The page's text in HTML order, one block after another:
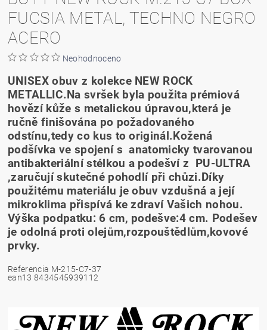
FUCSIA METAL, TECHNO NEGRO
ACERO
Neohodnoceno
UNISEX obuv z kolekce NEW ROCK
METALLIC.Na svršek byla použita prémiová
hovězí kůže s metalickou úpravou,která je
ručně finišována po požadovaného
odstínu,tedy co kus to originál.Kožená
podšívka ve spojení s anatomicky tvarovanou
antibakteriální stélkou a podešví z PU-ULTRA
,zaručují skutečné pohodlí při chůzi.Díky
použitému materiálu je obuv vzdušná a její
mikroklima přispívá ke zdraví Vašich nohou.
Výška podpatku: 6 cm, podešve:4 cm. Podešev
je odolná proti olejům,rozpouštědlům,kovové
prvky.
Referencia M-215-C7-37
ean13 8434545939112